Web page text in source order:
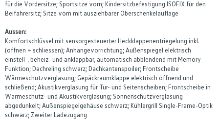
für die Vordersitze; Sportsitze vorn; Kindersitzbefestigung ISOFIX für den
Beifahrersitz; Sitze vorn mit ausziehbarer Oberschenkelauflage
Aussen:
Komfortschlüssel mit sensorgesteuerter Heckklappenentriegelung inkl.
(öffnen + schliessen); Anhängevorrichtung; Außenspiegel elektrisch
einstell-, beheiz- und anklappbar, automatisch abblendend mit Memory-
Funktion; Dachreling schwarz; Dachkantenspoiler; Frontscheibe
Wärmeschutzverglasung; Gepäckraumklappe elektrisch öffnend und
schließend; Akustikverglasung für Tür- und Seitenscheiben; Frontscheibe in
Wärmeschutz- und Akustikverglasung; Sonnenschutzverglasung
abgedunkelt; Außenspiegelgehäuse schwarz; Kühlergrill Single-Frame-Optik
schwarz; Zweiter Ladezugang